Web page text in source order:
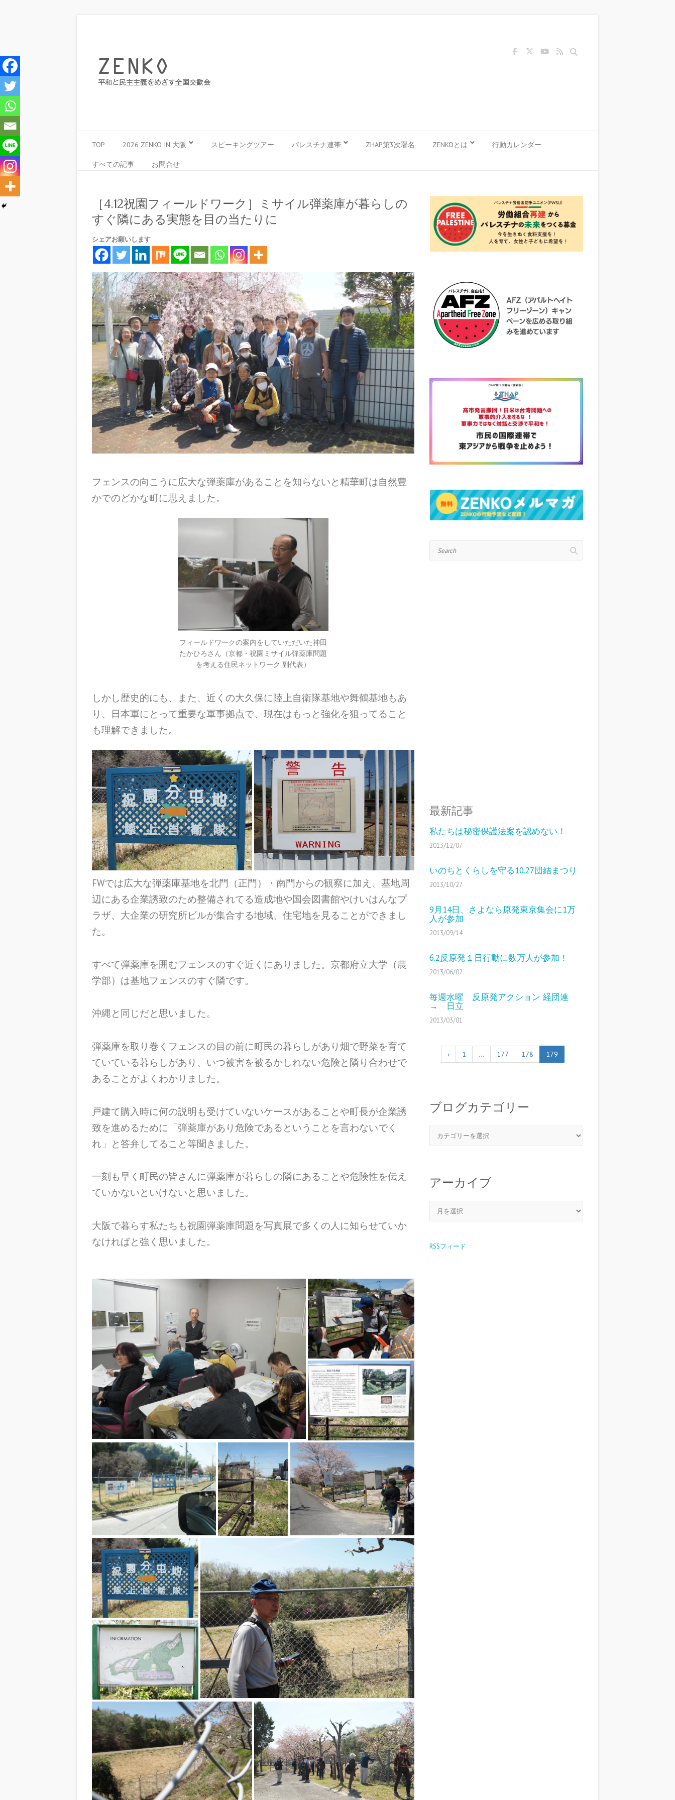
Search
TOP 2026 ZENKO IN 大阪 スピーキングツアー パレスチナ連帯 ZHAP第3次署名 ZENKOとは 行動カレンダー
すべての記事 お問合せ
［4.12祝園フィールドワーク］ミサイル弾薬庫が暮らしの
すぐ隣にある実態を目の当たりに
シェアお願いします
フェンスの向こうに広大な弾薬庫があることを知らないと精華町は自然豊
かでのどかな町に思えました。
フィールドワークの案内をしていただいた神田
たかひろさん（京都・祝園ミサイル弾薬庫問題
を考える住民ネットワーク 副代表）
しかし歴史的にも、また、近くの大久保に陸上自衛隊基地や舞鶴基地もあ
り、日本軍にとって重要な軍事拠点で、現在はもっと強化を狙ってること
も理解できました。
FWでは広大な弾薬庫基地を北門（正門）・南門からの観察に加え、基地周
辺にある企業誘致のため整備されてる造成地や国会図書館やけいはんなプ
ラザ、大企業の研究所ビルが集合する地域、住宅地を見ることができまし
た。
すべて弾薬庫を囲むフェンスのすぐ近くにありました。京都府立大学（農
学部）は基地フェンスのすぐ隣です。
沖縄と同じだと思いました。
弾薬庫を取り巻くフェンスの目の前に町民の暮らしがあり畑で野菜を育て
ていている暮らしがあり、いつ被害を被るかしれない危険と隣り合わせで
あることがよくわかりました。
戸建て購入時に何の説明も受けていないケースがあることや町長が企業誘
致を進めるために「弾薬庫があり危険であるということを言わないでく
れ」と答弁してること等聞きました。
一刻も早く町民の皆さんに弾薬庫が暮らしの隣にあることや危険性を伝え
ていかないといけないと思いました。
大阪で暮らす私たちも祝園弾薬庫問題を写真展で多くの人に知らせていか
なければと強く思いました。
最新記事
私たちは秘密保護法案を認めない！
2013/12/07
いのちとくらしを守る10.27団結まつり
2013/10/27
9月14日、さよなら原発東京集会に1万
人が参加
2013/09/14
6.2反原発１日行動に数万人が参加！
2013/06/02
毎週水曜 反原発アクション 経団連
→ 日立
2013/03/01
‹ 1 … 177 178 179
ブログカテゴリー
アーカイブ
RSSフィード